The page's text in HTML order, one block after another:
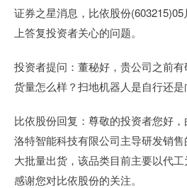
证券之星消息，比依股份
上答复投资者关心的问题。
投资者提问：董秘好，贵公司之前
货量怎么样？扫地机器人是自行还
比依股份回复：尊敬的投资者您好
洛特智能科技有限公司主导研发销
大批量出货，该品类目前主要以代工
感谢您对比依股份的关注。